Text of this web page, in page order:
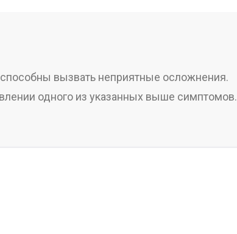
вызвать неприятные осложнения.
одного из указанных выше симптомов.